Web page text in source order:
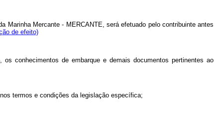
Marinha Mercante - MERCANTE, será efetuado pelo contribuinte antes
de efeito)
conhecimentos de embarque e demais documentos pertinentes ao
termos e condições da legislação específica;